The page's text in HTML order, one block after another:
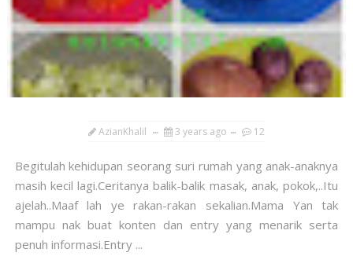
AzianKhalil 3 years ago 12
Begitulah kehidupan seorang suri rumah yang anak-anaknya
masih kecil lagi.Ceritanya balik-balik masak, anak, pokok,..Itu
ajelah..Maaf lah ye rakan-rakan sekalian.Mama Yan tak
mampu nak buat konten dan entry yang menarik serta
penuh informasi.Entry ...